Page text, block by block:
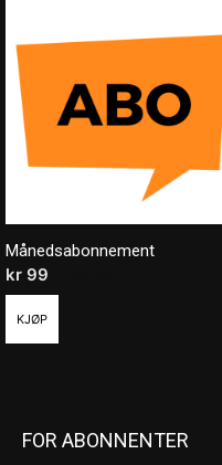
Månedsabonnement
kr 99
KJØP
FOR ABONNENTER